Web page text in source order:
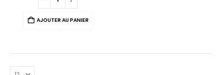
AJOUTER AU PANIER